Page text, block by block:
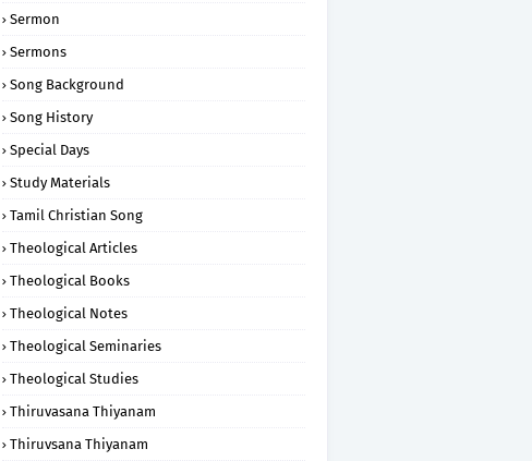
Sermon
Sermons
Song Background
Song History
Special Days
Study Materials
Tamil Christian Song
Theological Articles
Theological Books
Theological Notes
Theological Seminaries
Theological Studies
Thiruvasana Thiyanam
Thiruvsana Thiyanam